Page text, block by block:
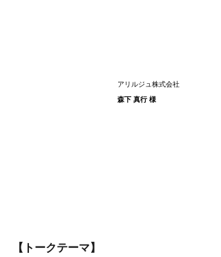
アリルジュ株式会社
森下 真行 様
【トークテーマ】